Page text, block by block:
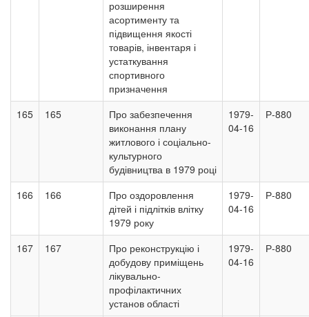
розширення
асортименту та
підвищення якості
товарів, інвентаря і
устаткування
спортивного
призначення
165
165
Про забезпечення
виконання плану
житлового і соціально-
культурного
будівництва в 1979 році
1979-
04-16
Р-880
166 166
Про оздоровлення
дітей і підлітків влітку
1979 року
1979-
04-16
Р-880
167 167
Про реконструкцію і
добудову приміщень
лікувально-
профілактичних
установ області
1979-
04-16
Р-880